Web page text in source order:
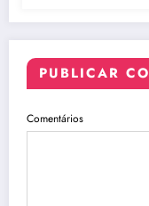
PUBLICAR
Comentários